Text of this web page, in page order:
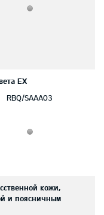
EX
RBQ/SAAA03
кожи,
и поясничным